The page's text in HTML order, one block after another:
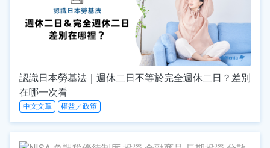
認識日本勞基法｜週休二日不等於完全週休二日？差別
在哪一次看
中文文章 權益／政策